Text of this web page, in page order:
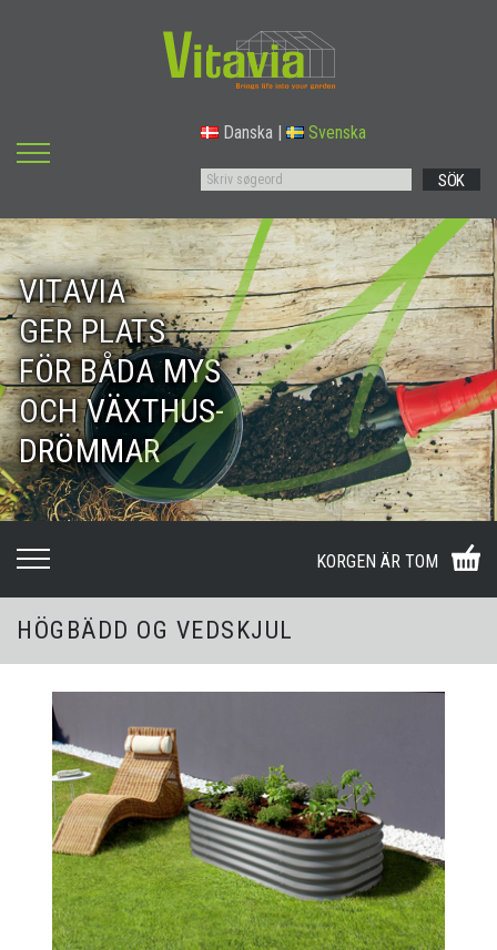
Danska Svenska
SÖK
VITAVIA
GER PLATS
FÖR BÅDA MYS
OCH VÄXTHUS-
DRÖMMAR
KORGEN ÄR TOM
HÖGBÄDD OG VEDSKJUL